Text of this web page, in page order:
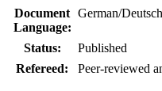
Document
Language:
German/Deutsch
Status:
Published
Refereed:
Peer-reviewed